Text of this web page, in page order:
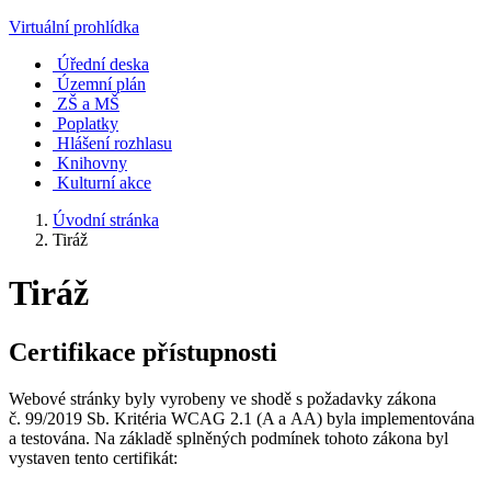
Virtuální prohlídka
Úřední deska
Územní plán
ZŠ a MŠ
Poplatky
Hlášení rozhlasu
Knihovny
Kulturní akce
Úvodní stránka
Tiráž
Tiráž
Certifikace přístupnosti
Webové stránky byly vyrobeny ve shodě s požadavky zákona
č. 99/2019 Sb. Kritéria WCAG 2.1 (A a AA) byla implementována
a testována. Na základě splněných podmínek tohoto zákona byl
vystaven tento certifikát: